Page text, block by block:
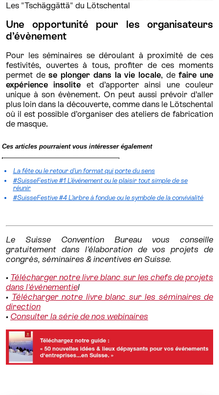
Les "Tschäggättä" du Lötschental
Une opportunité pour les organisateurs
d’évènement
Pour les séminaires se déroulant à proximité de ces
festivités, ouvertes à tous, profiter de ces moments
permet dese plonger dans la vie locale, defaire une
expérience insolite et d’apporter ainsi une couleur
unique à son évènement. On peut aussi prévoir d’aller
plus loin dans la découverte, comme dans le Lötschental
où il est possible d’organiser des ateliers de fabrication
de masque.
Ces articles pourraient vous intéresser également
La fête ou le retour d’un format qui porte du sens
#SuisseFestive #1 L’événement ou le plaisir tout simple de se
réunir
#SuisseFestive #4 L’arbre à fondue ou le symbole de la convivialité
Le Suisse Convention Bureau vous conseille
gratuitement dans l'élaboration de vos projets de
congrès, séminaires & incentives en Suisse.
• Télécharger notre livre blanc sur les chefs de projets
dans l'événementiel
• Télécharger notre livre blanc sur les séminaires de
direction
• Consulter la série de nos webinaires